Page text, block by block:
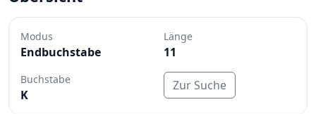
Modus
Endbuchstabe
Länge
11
Buchstabe
K
Zur Suche